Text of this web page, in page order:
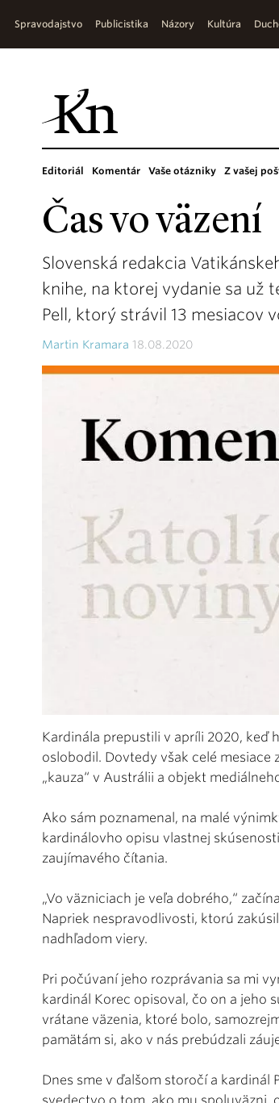
Spravodajstvo Publicistika Názory Kultúra
Editoriál Komentár Vaše otázniky Z vašej
Čas vo väzení
Slovenská redakcia
knihe, na ktorej vydanie sa už
Pell, ktorý strávil 13 mesiacov
Martin Kramara 18.08.2020
Kardinála prepustili v apríli 2020, keď
oslobodil. Dovtedy však celé
„kauza“ v Austrálii a objekt
Ako sám poznamenal, na malé
kardinálovho opisu vlastnej
zaujímavého čítania.
„Vo väzniciach je veľa dobrého,“
Napriek nespravodlivosti, ktorú
nadhľadom viery.
Pri počúvaní jeho rozprávania sa mi
kardinál Korec opisoval, čo on a jeho
vrátane väzenia, ktoré bolo,
pamätám si, ako v nás prebúdzali
Dnes sme v ďalšom storočí a kardinál